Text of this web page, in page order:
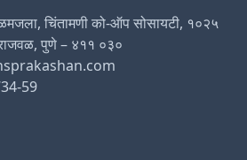
चिंतामणी को-ऑप सोसायटी, १०२५
पुणे – ४११ ०३०
59